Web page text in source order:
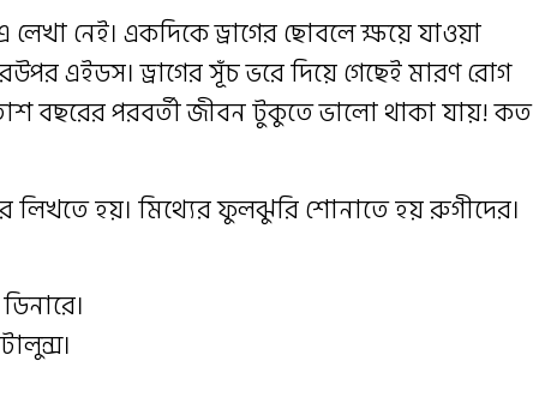
নেই। একদিকে ড্রাগের ছোবলে ক্ষয়ে যাওয়া
এইডস। ড্রাগের সূঁচ ভরে দিয়ে গেছেই মারণ রোগ
বছরের পরবর্তী জীবন টুকুতে ভালো থাকা যায়! কত
হয়। মিথ্যের ফুলঝুরি শোনাতে হয় রুগীদের।